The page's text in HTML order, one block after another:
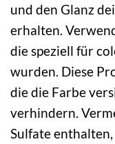
und den Glanz
erhalten.
die speziell für
wurden. Diese
die die Farbe
verhindern.
Sulfate